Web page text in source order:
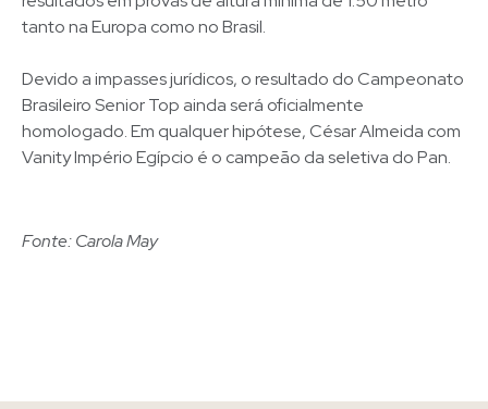
tanto na Europa como no Brasil.
Devido a impasses jurídicos, o resultado do Campeonato
Brasileiro Senior Top ainda será oficialmente
homologado. Em qualquer hipótese, César Almeida com
Vanity Império Egípcio é o campeão da seletiva do Pan.
Fonte: Carola May